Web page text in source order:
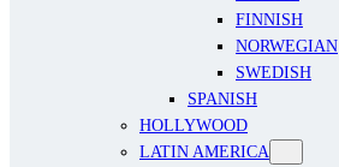
FINNISH
NORWEGIAN
SWEDISH
SPANISH
HOLLYWOOD
LATIN AMERICA